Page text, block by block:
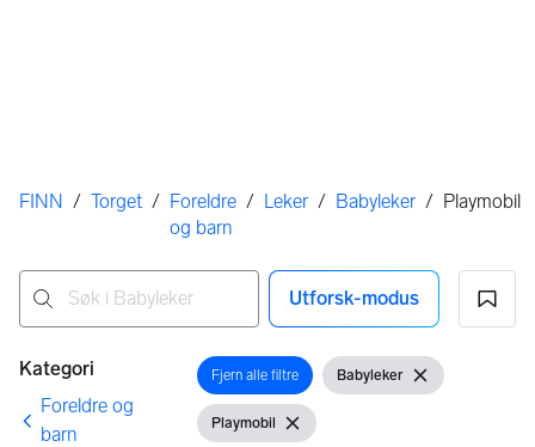
Her er du
FINN / Torget / Foreldre
og barn
/ Leker / Babyleker / Playmobil
Utforsk-modus
Filtre
Kategori
Foreldre og
barn
Åpne filter
Fjern alle filtre Vis filter
Babyleker Fjern filter
Vis filter
Playmobil
Fjern filter